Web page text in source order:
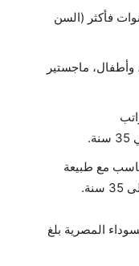
أمراض نساء دكتواره خبرة 5 سنوات فأكثر (السن
ماجستير
والراتب
تتناسب مع طبيعة
المصرية بلغ